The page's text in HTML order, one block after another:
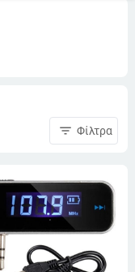
filter_list Φίλτρα